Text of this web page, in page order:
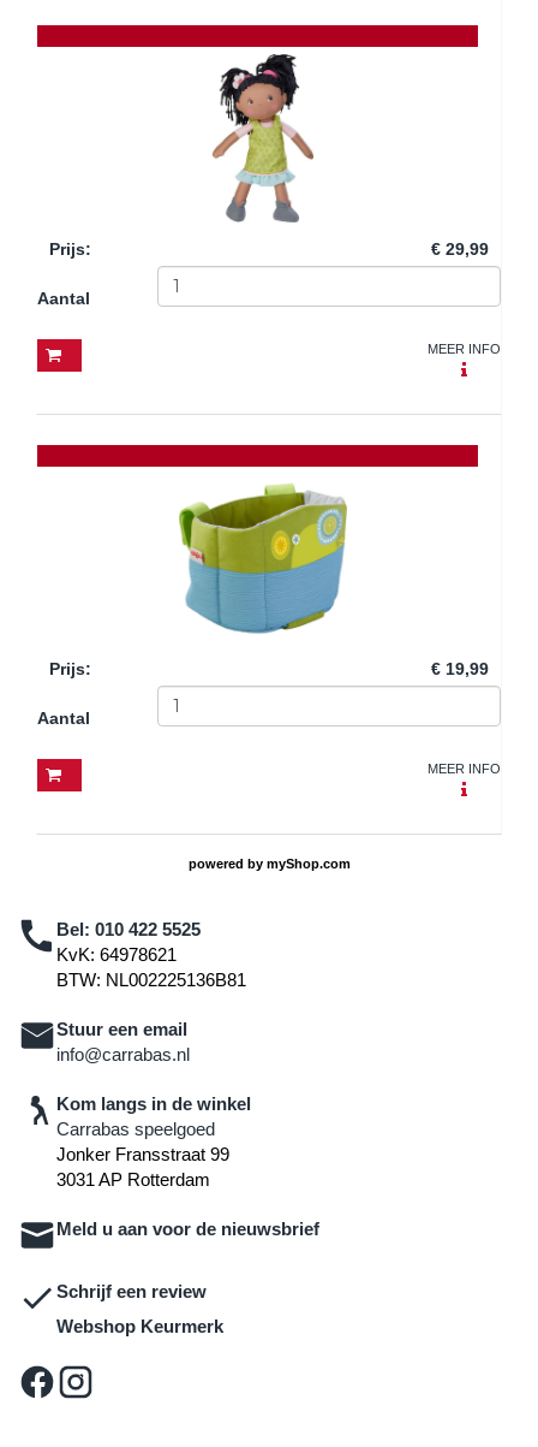
Prijs: € 29,99
Aantal
MEER INFO
Prijs: € 19,99
Aantal
MEER INFO
powered by myShop.com
Bel: 010 422 5525
KvK: 64978621
BTW: NL002225136B81
Stuur een email
info@carrabas.nl
Kom langs in de winkel
Carrabas speelgoed
Jonker Fransstraat 99
3031 AP Rotterdam
Meld u aan voor de nieuwsbrief
Schrijf een review
Webshop Keurmerk